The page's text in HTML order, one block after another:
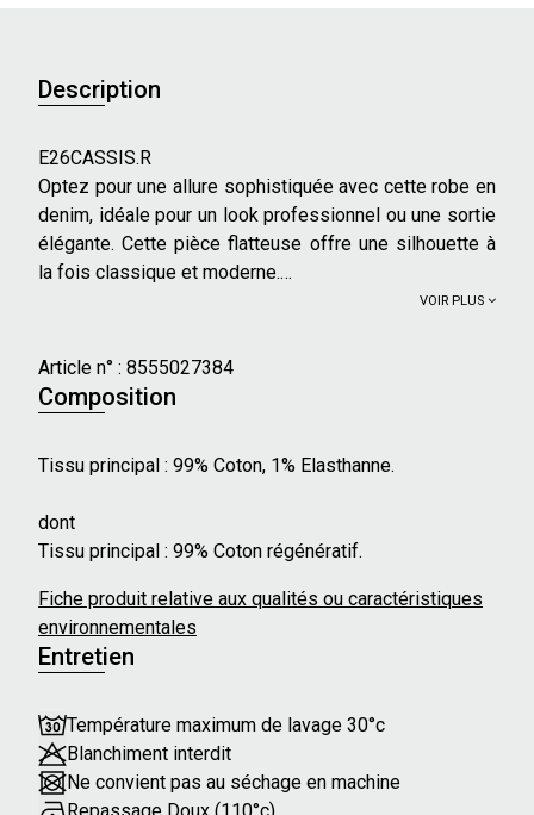
Description
E26CASSIS.R
Optez pour une allure sophistiquée avec cette robe en
denim, idéale pour un look professionnel ou une sortie
élégante. Cette pièce flatteuse offre une silhouette à
la fois classique et moderne.
- Longueur de manches : Longues
- Forme du col : Chemise
- Longueur : Courte
- Poches à rabat avec boutons
- Poignets boutonnés
- Silhouette ajustée
Notre mannequin mesure 172 cm et porte une taille 36.
VOIR PLUS
Article n° : 8555027384
Composition
Tissu principal : 99% Coton, 1% Elasthanne.
dont
Tissu principal : 99% Coton régénératif.
Fiche produit relative aux qualités ou caractéristiques
environnementales
Entretien
Température maximum de lavage 30°c
Blanchiment interdit
Ne convient pas au séchage en machine
Repassage Doux (110°c)